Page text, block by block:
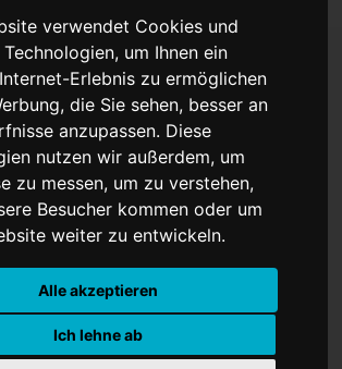
verwendet Cookies und
um Ihnen ein
Erlebnis zu ermöglichen
die Sie sehen, besser an
anzupassen. Diese
nutzen wir außerdem, um
zu messen, um zu verstehen,
Besucher kommen oder um
weiter zu entwickeln.
Alle akzeptieren
Ich lehne ab